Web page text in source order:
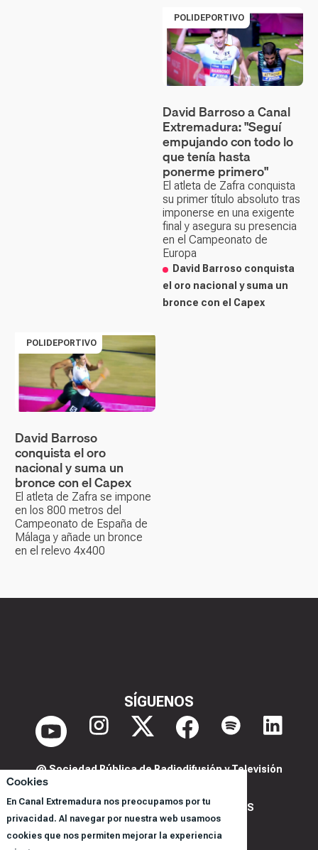
Cookies
En Canal Extremadura nos preocupamos por tu
privacidad. Al navegar por nuestra web usamoos
cookies que nos permiten mejorar la experiencia
POLIDEPORTIVO
David Barroso a Canal
Extremadura: "Seguí
empujando con todo lo
que tenía hasta
ponerme primero"
El atleta de Zafra conquista
su primer título absoluto tras
imponerse en una exigente
final y asegura su presencia
en el Campeonato de
Europa
David Barroso conquista
el oro nacional y suma un
bronce con el Capex
POLIDEPORTIVO
David Barroso
conquista el oro
nacional y suma un
bronce con el Capex
El atleta de Zafra se impone
en los 800 metros del
Campeonato de España de
Málaga y añade un bronce
en el relevo 4x400
SÍGUENOS
@ Sociedad Pública de Radiodifusión y Televisión
POLITICA DE PRIVACIDAD Y COOKIES